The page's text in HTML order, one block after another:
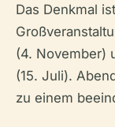
Das Denkmal
(4. November)
(15. Juli).
zu einem